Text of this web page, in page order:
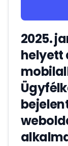
2025.
helyett